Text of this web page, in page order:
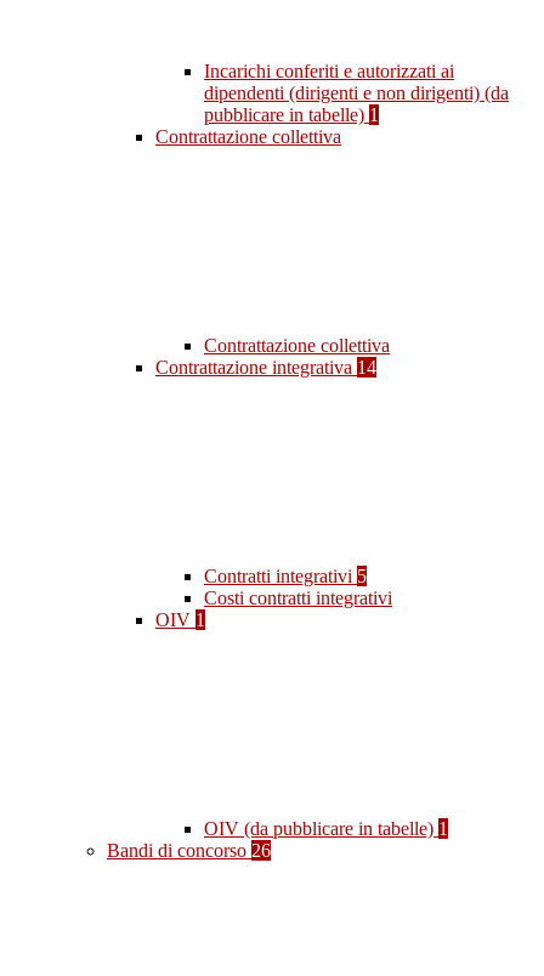
Incarichi conferiti e autorizzati ai
dipendenti (dirigenti e non dirigenti) (da
pubblicare in tabelle) 1
Contrattazione collettiva
Contrattazione collettiva
Contrattazione integrativa 14
Contratti integrativi 5
Costi contratti integrativi
OIV 1
OIV (da pubblicare in tabelle) 1
Bandi di concorso 26